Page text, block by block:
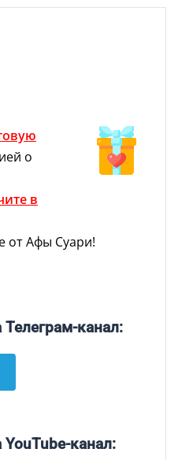
о
в
от Афы Суари!
канал:
канал: